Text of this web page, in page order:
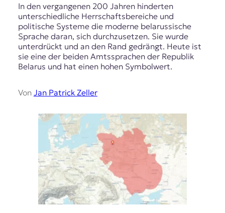
In den vergangenen 200 Jahren hinderten
unterschiedliche Herrschaftsbereiche und
politische Systeme die moderne belarussische
Sprache daran, sich durchzusetzen. Sie wurde
unterdrückt und an den Rand gedrängt. Heute ist
sie eine der beiden Amtssprachen der Republik
Belarus und hat einen hohen Symbolwert.
Von Jan Patrick Zeller